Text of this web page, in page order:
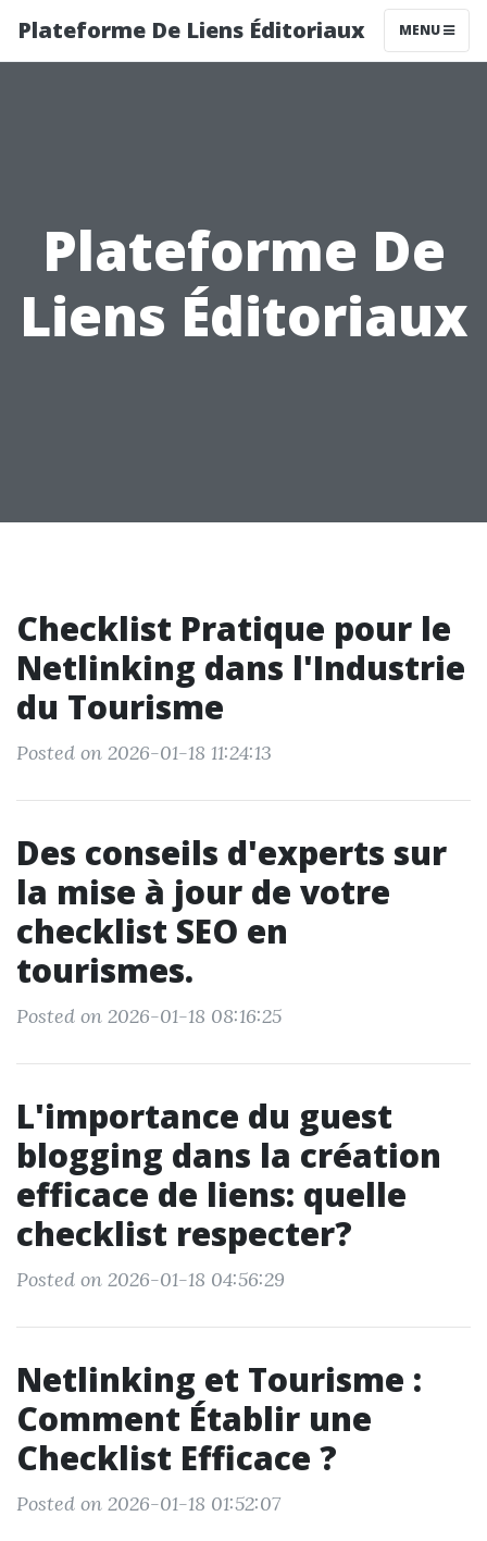
Plateforme De Liens Éditoriaux MENU
Plateforme De
Liens Éditoriaux
Checklist Pratique pour le
Netlinking dans l'Industrie
du Tourisme
Posted on 2026-01-18 11:24:13
Des conseils d'experts sur
la mise à jour de votre
checklist SEO en
tourismes.
Posted on 2026-01-18 08:16:25
L'importance du guest
blogging dans la création
efficace de liens: quelle
checklist respecter?
Posted on 2026-01-18 04:56:29
Netlinking et Tourisme :
Comment Établir une
Checklist Efficace ?
Posted on 2026-01-18 01:52:07